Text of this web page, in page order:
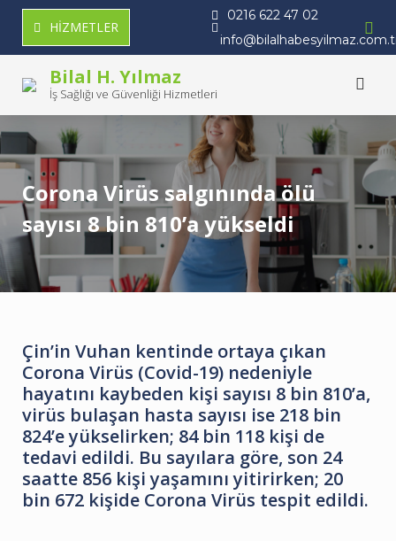
content
HİZMETLER
0216 622 47 02
Bilal H. Yılmaz
İş Sağlığı ve Güvenliği Hizmetleri
Corona Virüs salgınında ölü
sayısı 8 bin 810’a yükseldi
Çin’in Vuhan kentinde ortaya çıkan
Corona Virüs (Covid-19) nedeniyle
hayatını kaybeden kişi sayısı 8 bin 810’a,
virüs bulaşan hasta sayısı ise 218 bin
824’e yükselirken; 84 bin 118 kişi de
tedavi edildi. Bu sayılara göre, son 24
saatte 856 kişi yaşamını yitirirken; 20
bin 672 kişide Corona Virüs tespit edildi.